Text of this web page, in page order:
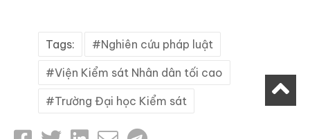
Tags: Nghiên cứu pháp luật
Viện Kiểm sát Nhân dân tối cao
Trường Đại học Kiểm sát